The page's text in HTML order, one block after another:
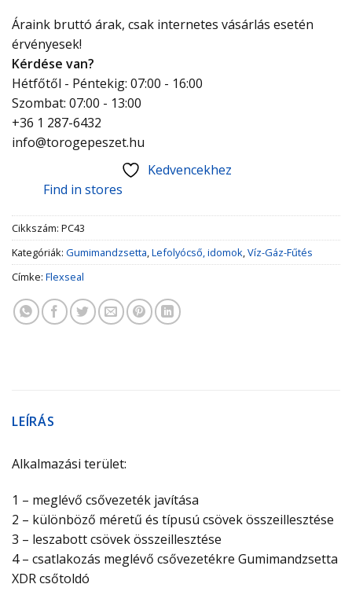
Áraink bruttó árak, csak internetes vásárlás esetén
érvényesek!
Kérdése van?
Hétfőtől - Péntekig: 07:00 - 16:00
Szombat: 07:00 - 13:00
+36 1 287-6432
info@torogepeszet.hu
Kedvencekhez
Find in stores
Cikkszám: PC43
Kategóriák: Gumimandzsetta,Lefolyócső, idomok,Víz-Gáz-Fűtés
Címke: Flexseal
LEÍRÁS
Alkalmazási terület:
1 – meglévő csővezeték javítása
2 – különböző méretű és típusú csövek összeillesztése
3 – leszabott csövek összeillesztése
4 – csatlakozás meglévő csővezetékre Gumimandzsetta
XDR csőtoldó